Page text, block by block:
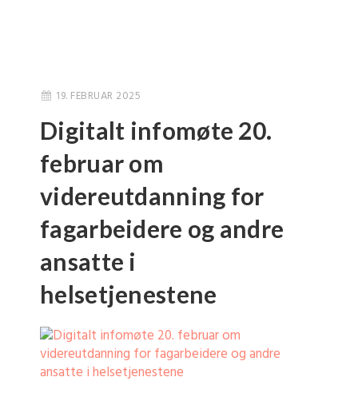
19. FEBRUAR 2025
Digitalt infomøte 20.
februar om
videreutdanning for
fagarbeidere og andre
ansatte i
helsetjenestene